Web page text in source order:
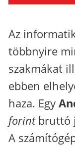
Az
többnyire
szakmákat
ebben
haza. Egy
forintbruttó
A